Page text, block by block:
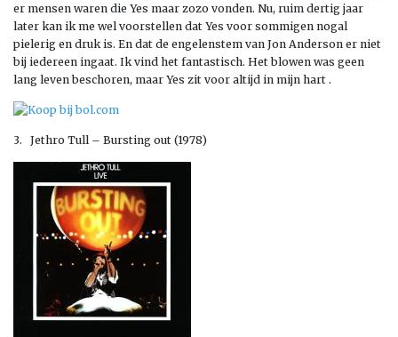
er mensen waren die Yes maar zozo vonden. Nu, ruim dertig jaar
later kan ik me wel voorstellen dat Yes voor sommigen nogal
pielerig en druk is. En dat de engelenstem van Jon Anderson er niet
bij iedereen ingaat. Ik vind het fantastisch. Het blowen was geen
lang leven beschoren, maar Yes zit voor altijd in mijn hart .
3. Jethro Tull – Bursting out (1978)